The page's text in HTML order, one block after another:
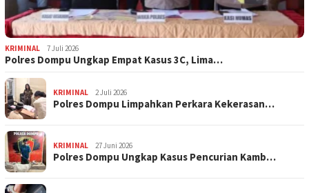
KRIMINAL 7 Juli 2026
Polres Dompu Ungkap Empat Kasus 3C, Lima…
KRIMINAL 2 Juli 2026
Polres Dompu Limpahkan Perkara Kekerasan…
KRIMINAL 27 Juni 2026
Polres Dompu Ungkap Kasus Pencurian Kamb…